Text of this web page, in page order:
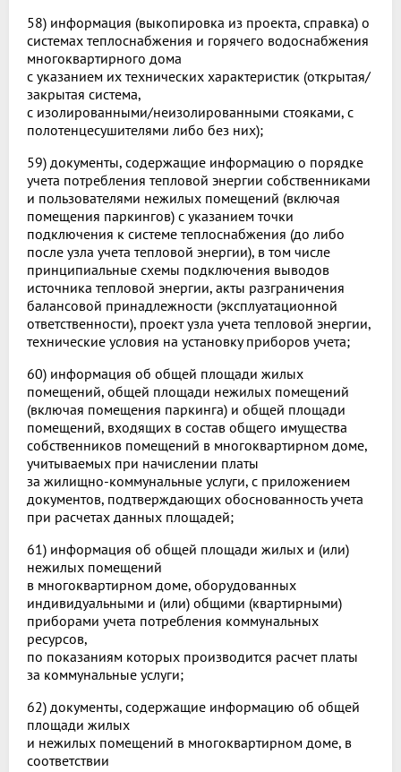
58) информация (выкопировка из проекта, справка) о
системах теплоснабжения и горячего водоснабжения
многоквартирного дома
с указанием их технических характеристик (открытая/
закрытая система,
с изолированными/неизолированными стояками, с
полотенцесушителями либо без них);
59) документы, содержащие информацию о порядке
учета потребления тепловой энергии собственниками
и пользователями нежилых помещений (включая
помещения паркингов) с указанием точки
подключения к системе теплоснабжения (до либо
после узла учета тепловой энергии), в том числе
принципиальные схемы подключения выводов
источника тепловой энергии, акты разграничения
балансовой принадлежности (эксплуатационной
ответственности), проект узла учета тепловой энергии,
технические условия на установку приборов учета;
60) информация об общей площади жилых
помещений, общей площади нежилых помещений
(включая помещения паркинга) и общей площади
помещений, входящих в состав общего имущества
собственников помещений в многоквартирном доме,
учитываемых при начислении платы
за жилищно-коммунальные услуги, с приложением
документов, подтверждающих обоснованность учета
при расчетах данных площадей;
61) информация об общей площади жилых и (или)
нежилых помещений
в многоквартирном доме, оборудованных
индивидуальными и (или) общими (квартирными)
приборами учета потребления коммунальных
ресурсов,
по показаниям которых производится расчет платы
за коммунальные услуги;
62) документы, содержащие информацию об общей
площади жилых
и нежилых помещений в многоквартирном доме, в
соответствии